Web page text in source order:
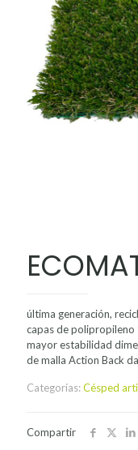
última generación,
capas de polipropileno
mayor estabilidad
de malla Action Back
Categorías:Césped
Compartir